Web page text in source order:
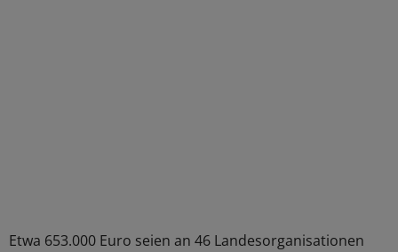
Etwa 653.000 Euro seien an 46 Landesorganisationen